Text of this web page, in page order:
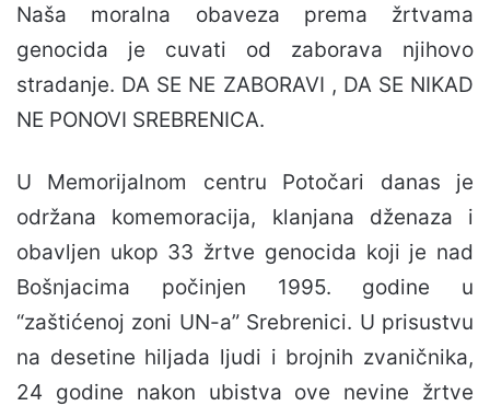
Naša moralna obaveza prema žrtvama
genocida je cuvati od zaborava njihovo
stradanje. DA SE NE ZABORAVI , DA SE NIKAD
NE PONOVI SREBRENICA.
U Memorijalnom centru Potočari danas je
održana komemoracija, klanjana dženaza i
obavljen ukop 33 žrtve genocida koji je nad
Bošnjacima počinjen 1995. godine u
“zaštićenoj zoni UN-a” Srebrenici. U prisustvu
na desetine hiljada ljudi i brojnih zvaničnika,
24 godine nakon ubistva ove nevine žrtve